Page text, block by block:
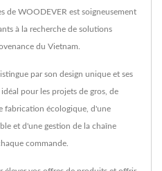
de WOODEVER est soigneusement
à la recherche de solutions
du Vietnam.
par son design unique et ses
pour les projets de gros, de
fabrication écologique, d'une
et d'une gestion de la chaîne
commande.